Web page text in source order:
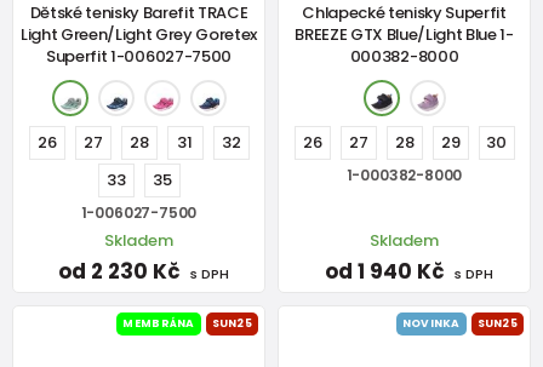
Dětské tenisky Barefit TRACE
Light Green/Light Grey Goretex
Superfit 1-006027-7500
26 27 28 31
32
33
35
1-006027-7500
Skladem
od 2 230 Kč s DPH
Chlapecké tenisky Superfit
BREEZE GTX Blue/Light Blue 1-
000382-8000
26 27 28 29 30
1-000382-8000
Skladem
od 1 940 Kč s DPH
MEMBRÁNA SUN25 NOVINKA SUN25